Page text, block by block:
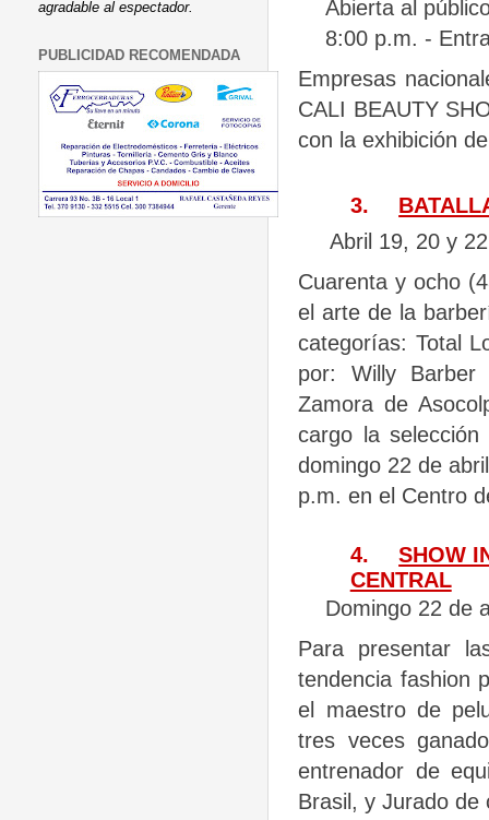
Abierta al
8:00 p.m. -
Empresas
CALI BEAUTY
con la exhibición
3.
Abril 19, 20 y
Cuarenta y ocho
el arte de la
categorías: Total
por: Willy
Zamora de
cargo la
domingo 22 de
p.m. en el Centro
4.
SHOW
CENTRAL
Domingo 22 de
Para presentar
tendencia fashion
el maestro de
tres veces
entrenador de
Brasil, y Jurado de
agradable al espectador.
PUBLICIDAD RECOMENDADA